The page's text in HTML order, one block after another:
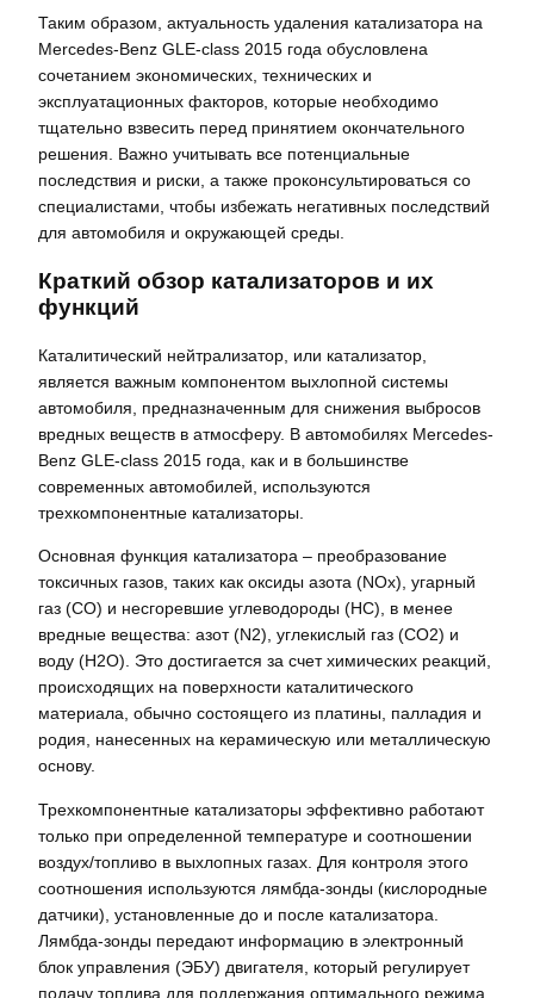
Таким образом, актуальность удаления катализатора на
Mercedes-Benz GLE-class 2015 года обусловлена
сочетанием экономических, технических и
эксплуатационных факторов, которые необходимо
тщательно взвесить перед принятием окончательного
решения. Важно учитывать все потенциальные
последствия и риски, а также проконсультироваться со
специалистами, чтобы избежать негативных последствий
для автомобиля и окружающей среды.
Краткий обзор катализаторов и их
функций
Каталитический нейтрализатор, или катализатор,
является важным компонентом выхлопной системы
автомобиля, предназначенным для снижения выбросов
вредных веществ в атмосферу. В автомобилях Mercedes-
Benz GLE-class 2015 года, как и в большинстве
современных автомобилей, используются
трехкомпонентные катализаторы.
Основная функция катализатора – преобразование
токсичных газов, таких как оксиды азота (NOx), угарный
газ (CO) и несгоревшие углеводороды (HC), в менее
вредные вещества: азот (N2), углекислый газ (CO2) и
воду (H2O). Это достигается за счет химических реакций,
происходящих на поверхности каталитического
материала, обычно состоящего из платины, палладия и
родия, нанесенных на керамическую или металлическую
основу.
Трехкомпонентные катализаторы эффективно работают
только при определенной температуре и соотношении
воздух/топливо в выхлопных газах. Для контроля этого
соотношения используются лямбда-зонды (кислородные
датчики), установленные до и после катализатора.
Лямбда-зонды передают информацию в электронный
блок управления (ЭБУ) двигателя, который регулирует
подачу топлива для поддержания оптимального режима